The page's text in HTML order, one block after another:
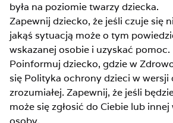
była na poziomie twarzy dziecka.
Zapewnij dziecko, że jeśli czuje się
jakąś sytuacją może o tym
wskazanej osobie i uzyskać pomoc.
Poinformuj dziecko, gdzie w
się Polityka ochrony dzieci w wersji
zrozumiałej. Zapewnij, że jeśli
może się zgłosić do Ciebie lub